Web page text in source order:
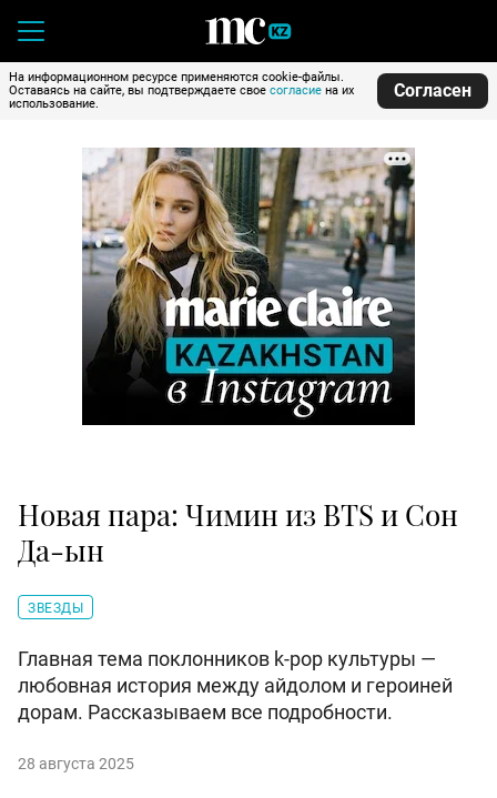
На информационном ресурсе применяются cookie-файлы.
Оставаясь на сайте, вы подтверждаете свое согласие на их
использование.
Согласен
Новая пара: Чимин из BTS и Сон
Да-ын
ЗВЕЗДЫ
Главная тема поклонников k-pop культуры —
любовная история между айдолом и героиней
дорам. Рассказываем все подробности.
28 августа 2025